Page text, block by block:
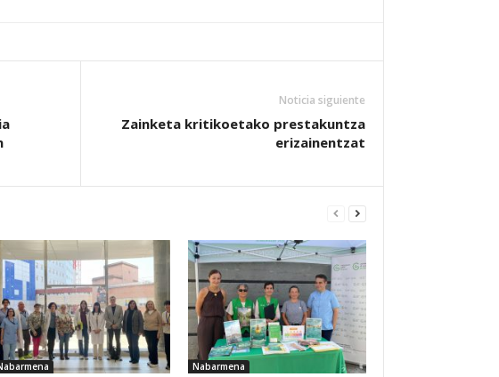
Noticia siguiente
Zainketa kritikoetako prestakuntza
erizainentzat
Nabarmena